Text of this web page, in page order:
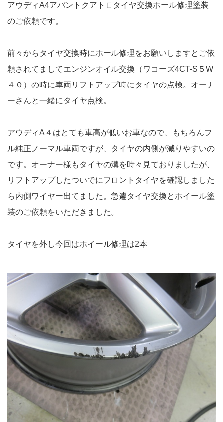
アウディA4アバントクアトロタイヤ交換ホール修理塗装
のご依頼です。
前々からタイヤ交換時にホール修理をお願いしますとご依
頼されてましてエンジンオイル交換（ワコーズ4CT-S５W
４０）の時に車両リフトアップ時にタイヤの点検。オーナ
ーさんと一緒にタイヤ点検。
アウディA４はとても車高が低いお車なので、もちろんフ
ル純正ノーマル車両ですが、タイヤの内側が減りやすいの
です。オーナー様もタイヤの溝を時々見ておりましたが、
リフトアップしたついでにフロントタイヤを確認しました
ら内側ワイヤー出てました。急遽タイヤ交換とホイール塗
装のご依頼をいただきました。
タイヤを外し今回はホイール修理は2本